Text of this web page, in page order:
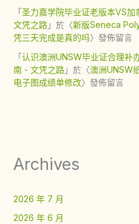
「圣力嘉学院毕业证老版本VS
文凭之路」於〈新版Seneca
凭三天完成是真的吗〉發佈留言
「认识澳洲UNSW毕业证合理补
南 - 文凭之路」於〈澳洲UNSW
电子图成绩单修改〉發佈留言
Archives
2026 年 7 月
2026 年 6 月